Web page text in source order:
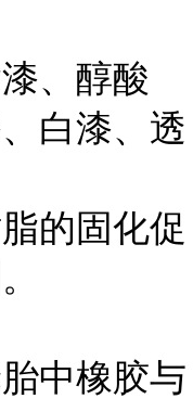
、醇酸
白漆、透
的固化促
中橡胶与